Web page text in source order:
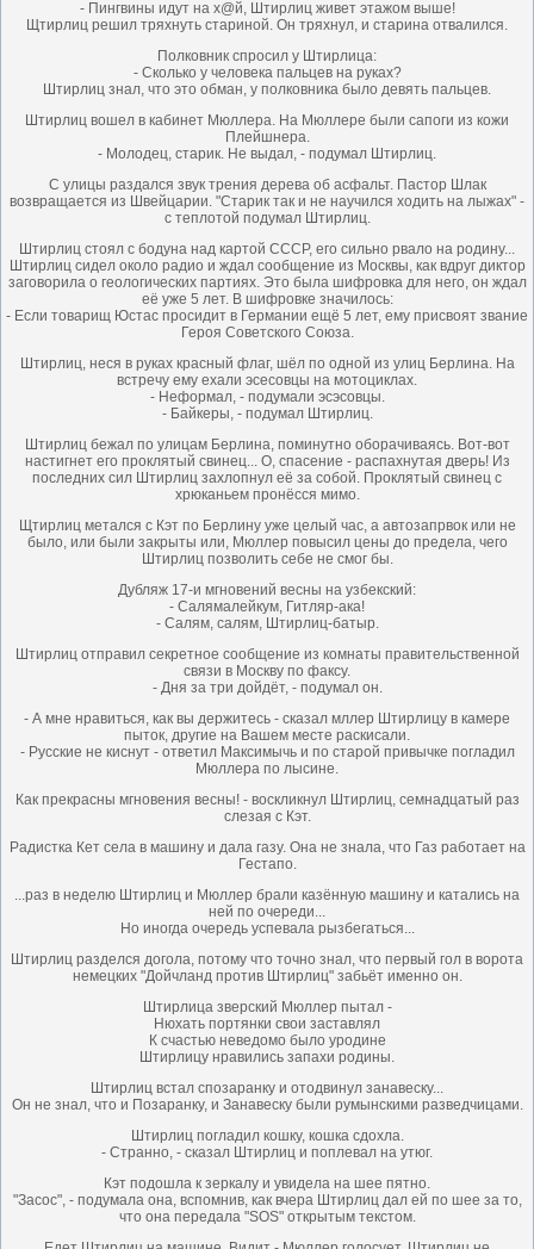
- Пингвины идут на х@й, Штирлиц живет этажом выше!
Щтирлиц решил тряхнуть стариной. Он тряхнул, и старина отвалился.
Полковник спросил у Штирлица:
- Сколько у человека пальцев на руках?
Штирлиц знал, что это обман, у полковника было девять пальцев.
Штирлиц вошел в кабинет Мюллера. На Мюллере были сапоги из кожи
Плейшнера.
- Молодец, старик. Не выдал, - подумал Штирлиц.
С улицы раздался звук трения дерева об асфальт. Пастор Шлак
возвращается из Швейцарии. "Старик так и не научился ходить на лыжах" -
с теплотой подумал Штирлиц.
Штирлиц стоял с бодуна над картой СССР, его сильно рвало на родину...
Штирлиц сидел около радио и ждал сообщение из Москвы, как вдруг диктор
заговорила о геологических партиях. Это была шифровка для него, он ждал
её уже 5 лет. В шифровке значилось:
- Если товарищ Юстас просидит в Германии ещё 5 лет, ему присвоят звание
Героя Советского Союза.
Штирлиц, неся в руках красный флаг, шёл по одной из улиц Берлина. На
встречу ему ехали эсесовцы на мотоциклах.
- Неформал, - подумали эсэсовцы.
- Байкеры, - подумал Штирлиц.
Штирлиц бежал по улицам Берлина, поминутно оборачиваясь. Вот-вот
настигнет его проклятый свинец... О, спасение - распахнутая дверь! Из
последних сил Штирлиц захлопнул её за собой. Проклятый свинец с
хрюканьем пронёсся мимо.
Щтирлиц метался с Кэт по Берлину уже целый час, а автозапрвок или не
было, или были закрыты или, Мюллер повысил цены до предела, чего
Штирлиц позволить себе не смог бы.
Дубляж 17-и мгновений весны на узбекский:
- Салямалейкум, Гитляр-ака!
- Салям, сaлям, Штирлиц-батыр.
Штирлиц отправил секретное сообщение из комнаты правительственной
связи в Москву по факсу.
- Дня за три дойдёт, - подумал он.
- А мне нравиться, как вы держитесь - сказал мллер Штирлицу в камере
пыток, другие на Вашем месте раскисали.
- Русские не киснут - ответил Максимычь и по старой привычке погладил
Мюллера по лысине.
Как прекрасны мгновения весны! - воскликнул Штирлиц, семнадцатый раз
слезая с Кэт.
Радистка Кет села в машину и дала газу. Она не знала, что Газ работает на
Гестапо.
...раз в неделю Штирлиц и Мюллер брали казённую машину и катались на
ней по очереди...
Но иногда очередь успевала рызбегаться...
Штирлиц разделся догола, потому что точно знал, что первый гол в ворота
немецких "Дойчланд против Штирлиц" забьёт именно он.
Штирлица зверский Мюллер пытал -
Нюхать портянки свои заставлял
К счастью неведомо было уродине
Штирлицу нравились запахи родины.
Штирлиц встал спозаранку и отодвинул занавеску...
Он не знал, что и Позаранку, и Занавеску были румынскими разведчицами.
Штирлиц погладил кошку, кошка сдохла.
- Странно, - сказал Штирлиц и поплевал на утюг.
Кэт подошла к зеркалу и увидела на шее пятно.
"Засос", - подумала она, вспомнив, как вчера Штирлиц дал ей по шее за то,
что она передала "SОS" открытым текстом.